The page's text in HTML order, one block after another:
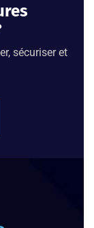
sécuriser et